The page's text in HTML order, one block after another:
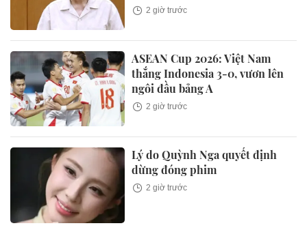
2 giờ trước
ASEAN Cup 2026: Việt Nam
thắng Indonesia 3-0, vươn lên
ngôi đầu bảng A
2 giờ trước
Lý do Quỳnh Nga quyết định
dừng đóng phim
2 giờ trước